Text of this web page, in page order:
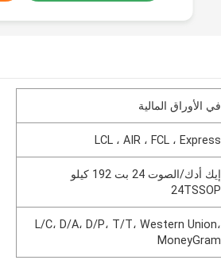
في الأوراق المالية
LCL ، AIR ، FCL ، Express
إيك أدك/الصوت 24 بت 192 كيلو
24TSSOP
L/C، D/A، D/P، T/T، Western Union،
MoneyGram